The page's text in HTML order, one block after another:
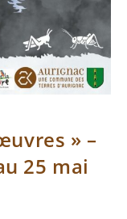
» –
25 mai